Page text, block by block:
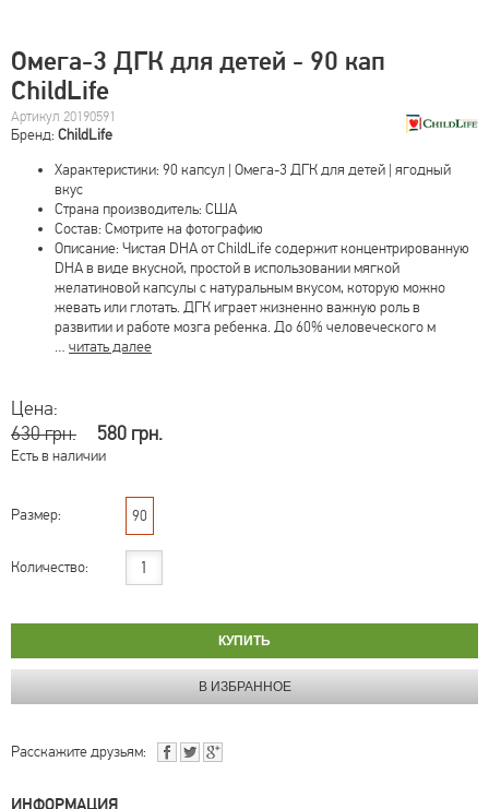
Омега-3 ДГК для детей - 90 кап
ChildLife
Артикул 20190591
Бренд: ChildLife
Характеристики: 90 капсул | Омега-3 ДГК для детей | ягодный
вкус
Страна производитель: США
Состав: Смотрите на фотографию
Описание: Чистая DHA от ChildLife содержит концентрированную
DHA в виде вкусной, простой в использовании мягкой
желатиновой капсулы с натуральным вкусом, которую можно
жевать или глотать. ДГК играет жизненно важную роль в
развитии и работе мозга ребенка. До 60% человеческого м
… читать далее
Цена:
630 грн.
580 грн.
Есть в наличии
Размер: 90
Количество:
Расскажите друзьям:
ИНФОРМАЦИЯ